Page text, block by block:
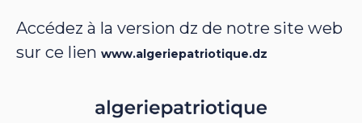
Accédez à la version dz de notre site web
sur ce lien www.algeriepatriotique.dz